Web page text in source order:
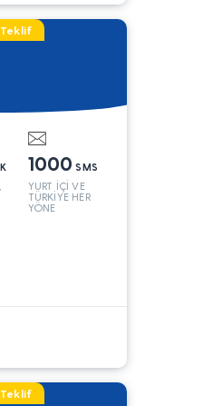
1000 SMS
YURT İÇİ VE
TÜRKİYE HER
YÖNE